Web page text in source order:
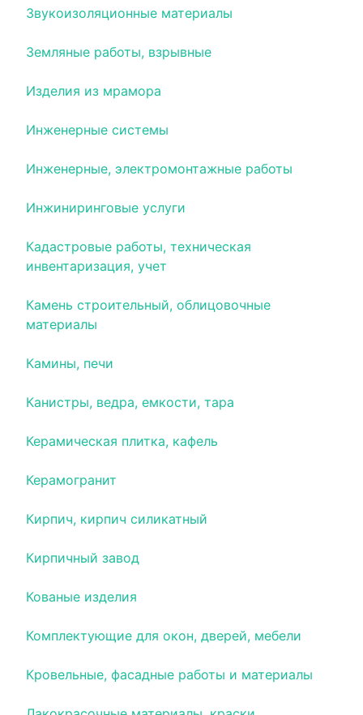
Звукоизоляционные материалы
Земляные работы, взрывные
Изделия из мрамора
Инженерные системы
Инженерные, электромонтажные работы
Инжиниринговые услуги
Кадастровые работы, техническая
инвентаризация, учет
Камень строительный, облицовочные
материалы
Камины, печи
Канистры, ведра, емкости, тара
Керамическая плитка, кафель
Керамогранит
Кирпич, кирпич силикатный
Кирпичный завод
Кованые изделия
Комплектующие для окон, дверей, мебели
Кровельные, фасадные работы и материалы